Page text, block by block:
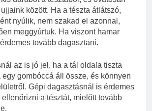
között. Ha a tészta átlátszó,
nyúlik, nem szakad el azonnal,
meggyúrtuk. Ha viszont hamar
tovább dagasztani.
az is jó jel, ha a tál oldala tiszta
egy gombóccá áll össze, és könnyen
Gépi dagasztásnál is érdemes
a tésztát, mielőtt tovább